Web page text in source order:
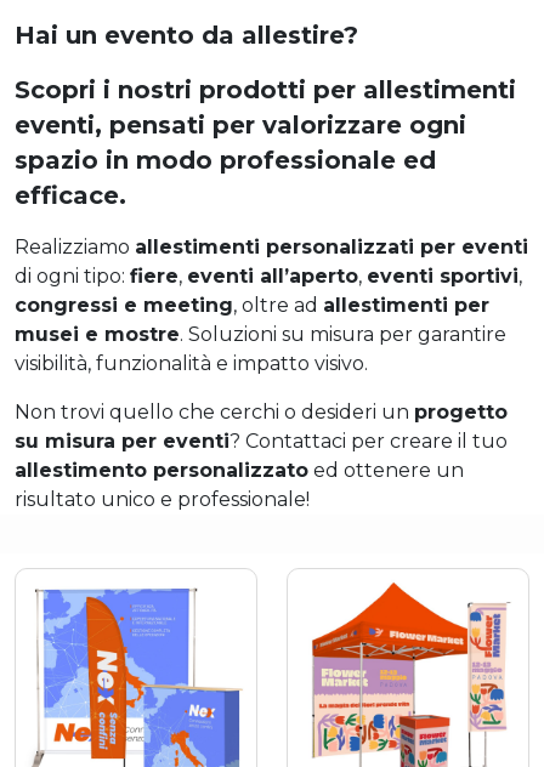
Hai un evento da allestire?
Scopri i nostri prodotti per allestimenti
eventi, pensati per valorizzare ogni
spazio in modo professionale ed
efficace.
Realizziamo allestimenti personalizzati per eventi
di ogni tipo: fiere, eventi all’aperto, eventi sportivi,
congressi e meeting, oltre ad allestimenti per
musei e mostre. Soluzioni su misura per garantire
visibilità, funzionalità e impatto visivo.
Non trovi quello che cerchi o desideri un progetto
su misura per eventi? Contattaci per creare il tuo
allestimento personalizzato ed ottenere un
risultato unico e professionale!